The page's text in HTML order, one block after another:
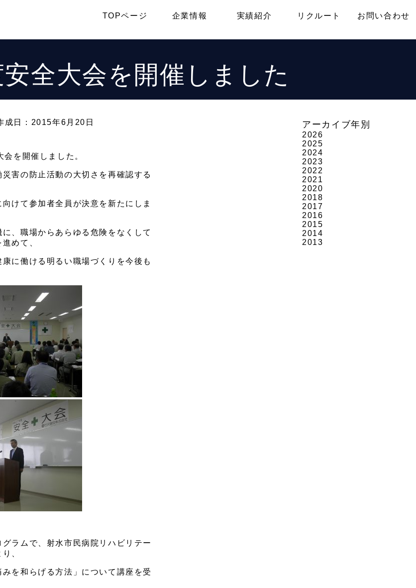
TOPページ 企業情報 実績紹介 リクルート お問い合わせ
全大会を開催しました
成日：2015年6月20日
を開催しました。
害の防止活動の大切さを再確認する
けて参加者全員が決意を新たにしま
に、職場からあらゆる危険をなくして
めて、
に働ける明るい職場づくりを今後も
ラムで、射水市民病院リハビリテー
、
みを和らげる方法」について講座を受
アーカイブ年別
2026
2025
2024
2023
2022
2021
2020
2018
2017
2016
2015
2014
2013